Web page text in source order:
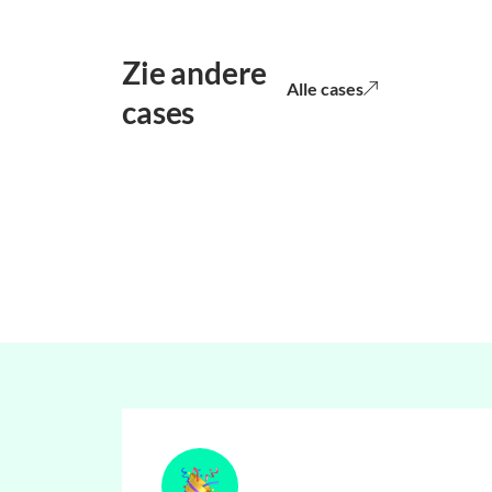
Zie andere
cases
Alle cases